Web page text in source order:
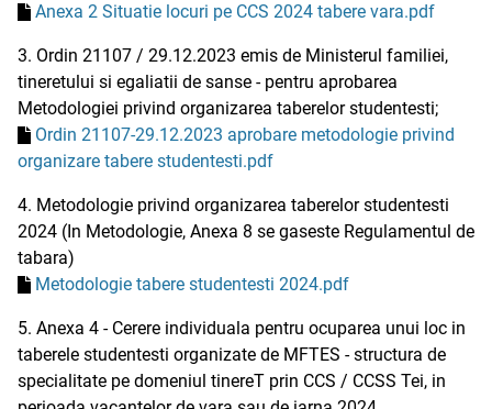
Anexa 2 Situatie locuri pe CCS 2024 tabere vara.pdf
3. Ordin 21107 / 29.12.2023 emis de Ministerul familiei,
tineretului si egaliatii de sanse - pentru aprobarea
Metodologiei privind organizarea taberelor studentesti;
Ordin 21107-29.12.2023 aprobare metodologie privind
organizare tabere studentesti.pdf
4. Metodologie privind organizarea taberelor studentesti
2024 (In Metodologie, Anexa 8 se gaseste Regulamentul de
tabara)
Metodologie tabere studentesti 2024.pdf
5. Anexa 4 - Cerere individuala pentru ocuparea unui loc in
taberele studentesti organizate de MFTES - structura de
specialitate pe domeniul tinereT prin CCS / CCSS Tei, in